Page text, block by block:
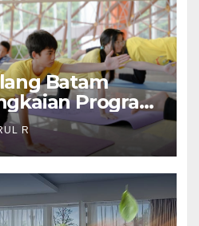
Batam
Program
Liburan
Juni
R